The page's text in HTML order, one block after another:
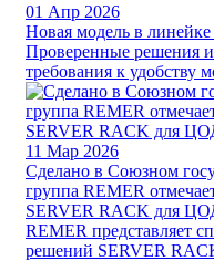
01 Апр 2026
Новая модель в
Проверенные решения
требования к удобству
11 Мар 2026
Сделано в Союзном
группа REMER
SERVER RACK для
REMER представляет
решений SERVER